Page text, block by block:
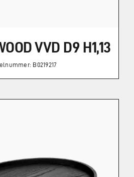
VVD D9 H1,13
B0219217